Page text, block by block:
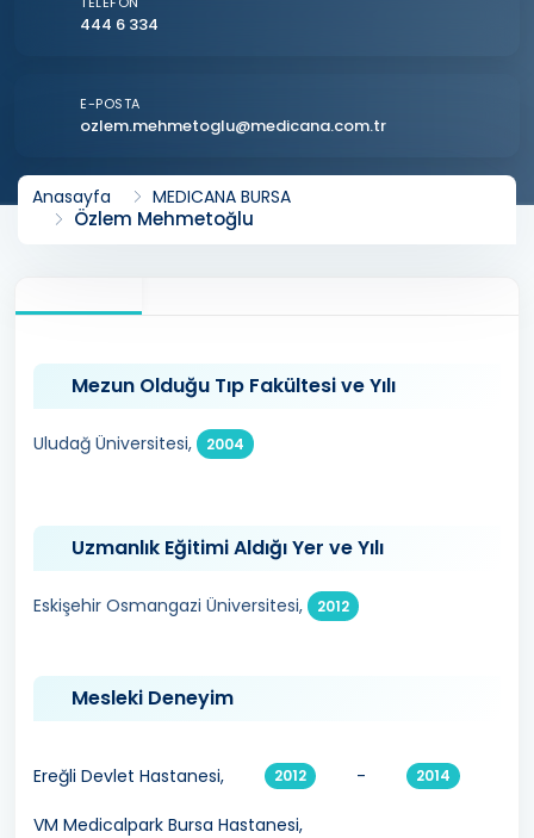
444 6 334
E-POSTA
ozlem.mehmetoglu@medicana.com.tr
Anasayfa MEDICANA BURSA
Özlem Mehmetoğlu
Mezun Olduğu Tıp Fakültesi ve Yılı
Uludağ Üniversitesi, 2004
Uzmanlık Eğitimi Aldığı Yer ve Yılı
Eskişehir Osmangazi Üniversitesi, 2012
Mesleki Deneyim
Ereğli Devlet Hastanesi, 2012 - 2014
VM Medicalpark Bursa Hastanesi,